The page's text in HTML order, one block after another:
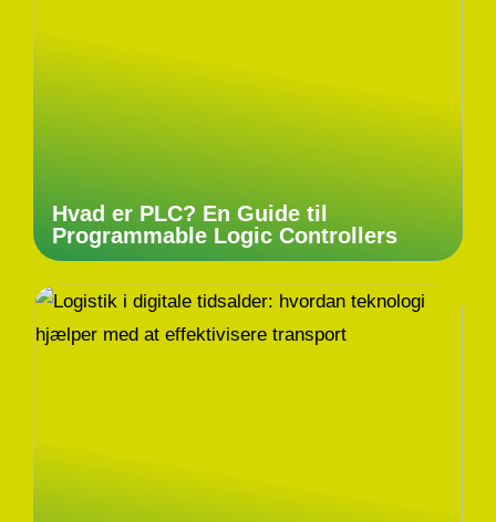
Hvad er PLC? En Guide til
Programmable Logic Controllers